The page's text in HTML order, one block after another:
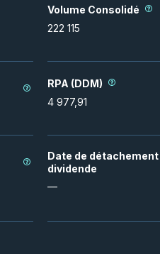
Volume Consolidé
222 115
RPA (DDM)
4 977,91
Date de détachement
dividende
—